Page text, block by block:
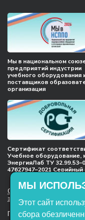
Мы в национальном
предприятий индустрии
учебного оборудования
поставщиков
организация
Сертификат
Учебное оборудование,
ЭнергияЛаб ТУ
47627947–2021 Серийный
ООО НТП
защищены.
Представленная на
МЫ
Этот сайт
сбора